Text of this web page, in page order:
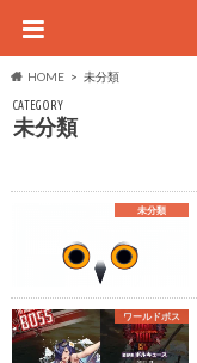
HOME 未分類
CATEGORY
未分類
未分類
ワールドボス